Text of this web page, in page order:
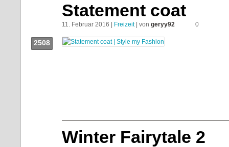
Statement coat
11. Februar 2016 | Freizeit| von geryy92 0
2508
Winter Fairytale 2